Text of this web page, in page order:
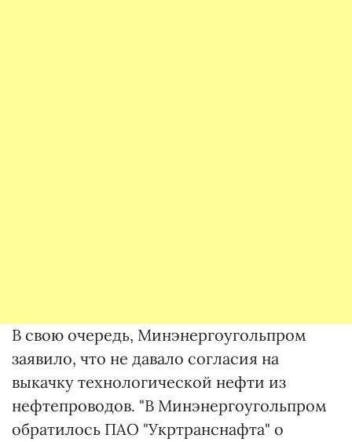
В свою очередь, Минэнергоугольпром
заявило, что не давало согласия на
выкачку технологической нефти из
нефтепроводов. "В Минэнергоугольпром
обратилось ПАО "Укртранснафта" о